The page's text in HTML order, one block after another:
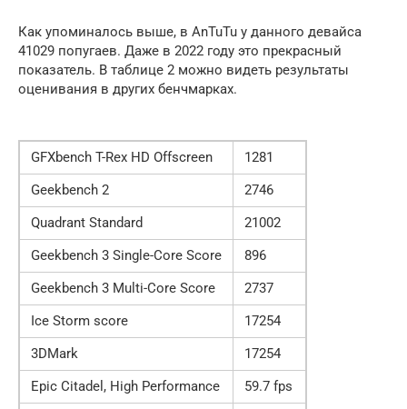
Как упоминалось выше, в AnTuTu у данного девайса
41029 попугаев. Даже в 2022 году это прекрасный
показатель. В таблице 2 можно видеть результаты
оценивания в других бенчмарках.
GFXbench T-Rex HD Offscreen
1281
Geekbench 2
2746
Quadrant Standard
21002
Geekbench 3 Single-Core Score
896
Geekbench 3 Multi-Core Score
2737
Ice Storm score
17254
3DMark
17254
Epic Citadel, High Performance
59.7 fps